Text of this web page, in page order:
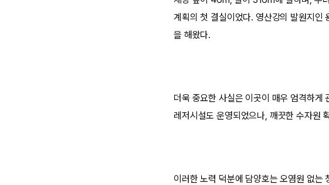
계획의 첫 결실이었다. 영산강의 발원지인
을 해왔다.
더욱 중요한 사실은 이곳이 매우 엄격하게
레저시설도 운영되었으나, 깨끗한 수자원
이러한 노력 덕분에 담양호는 오염원 없는